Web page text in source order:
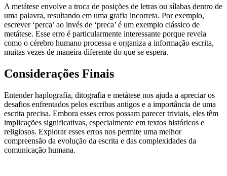
A metátese envolve a troca de posições de letras ou sílabas dentro de
uma palavra, resultando em uma grafia incorreta. Por exemplo,
escrever ‘perca’ ao invés de ‘preca’ é um exemplo clássico de
metátese. Esse erro é particularmente interessante porque revela
como o cérebro humano processa e organiza a informação escrita,
muitas vezes de maneira diferente do que se espera.
Considerações Finais
Entender haplografia, ditografia e metátese nos ajuda a apreciar os
desafios enfrentados pelos escribas antigos e a importância de uma
escrita precisa. Embora esses erros possam parecer triviais, eles têm
implicações significativas, especialmente em textos históricos e
religiosos. Explorar esses erros nos permite uma melhor
compreensão da evolução da escrita e das complexidades da
comunicação humana.